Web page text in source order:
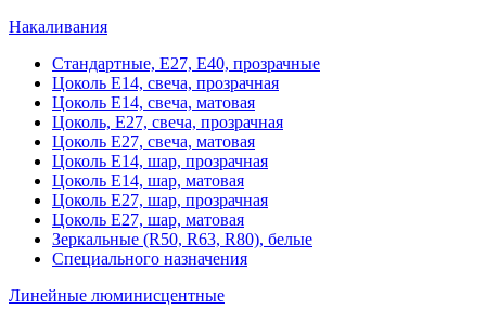
Накаливания
Стандартные, Е27, Е40, прозрачные
Цоколь Е14, свеча, прозрачная
Цоколь Е14, свеча, матовая
Цоколь, Е27, свеча, прозрачная
Цоколь Е27, свеча, матовая
Цоколь Е14, шар, прозрачная
Цоколь Е14, шар, матовая
Цоколь Е27, шар, прозрачная
Цоколь Е27, шар, матовая
Зеркальные (R50, R63, R80), белые
Специального назначения
Линейные люминисцентные